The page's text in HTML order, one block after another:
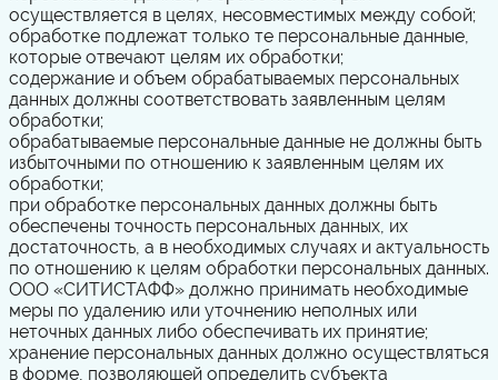
осуществляется в целях, несовместимых между собой;
обработке подлежат только те персональные данные,
которые отвечают целям их обработки;
содержание и объем обрабатываемых персональных
данных должны соответствовать заявленным целям
обработки;
обрабатываемые персональные данные не должны быть
избыточными по отношению к заявленным целям их
обработки;
при обработке персональных данных должны быть
обеспечены точность персональных данных, их
достаточность, а в необходимых случаях и актуальность
по отношению к целям обработки персональных данных.
ООО «СИТИСТАФФ» должно принимать необходимые
меры по удалению или уточнению неполных или
неточных данных либо обеспечивать их принятие;
хранение персональных данных должно осуществляться
в форме, позволяющей определить субъекта